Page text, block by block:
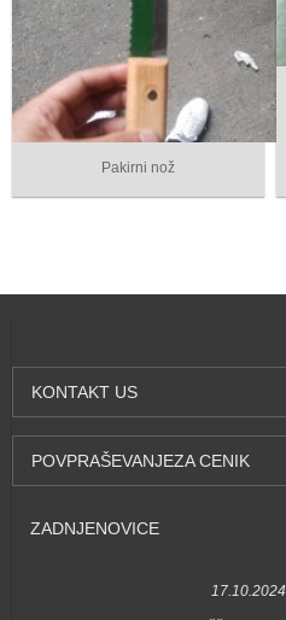
Pakirni nož
KONTAKT US
POVPRAŠEVANJEZA CENIK
ZADNJENOVICE
17.10.2024